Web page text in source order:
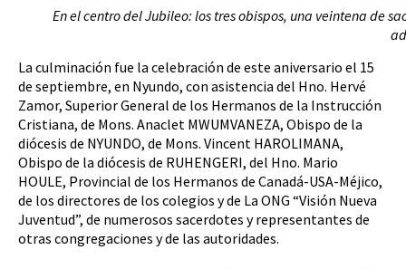
En el centro del Jubileo: los tres obispos, una veintena de
La culminación fue la celebración de este aniversario el 15
de septiembre, en Nyundo, con asistencia del Hno. Hervé
Zamor, Superior General de los Hermanos de la Instrucción
Cristiana, de Mons. Anaclet MWUMVANEZA, Obispo de la
diócesis de NYUNDO, de Mons. Vincent HAROLIMANA,
Obispo de la diócesis de RUHENGERI, del Hno. Mario
HOULE, Provincial de los Hermanos de Canadá-USA-Méjico,
de los directores de los colegios y de La ONG “Visión Nueva
Juventud”, de numerosos sacerdotes y representantes de
otras congregaciones y de las autoridades.